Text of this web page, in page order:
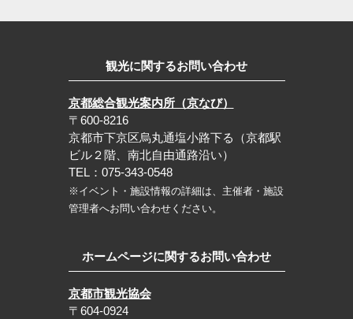
観光に関するお問い合わせ
京都総合観光案内所（京なび）
〒600-8216
京都市下京区烏丸通塩小路下る（京都駅
ビル２階、南北自由通路沿い）
TEL：075-343-0548
※イベント・施設情報の詳細は、主催者・施設
管理者へお問い合わせください。
ホームページに関するお問い合わせ
京都市観光協会
〒604-0924